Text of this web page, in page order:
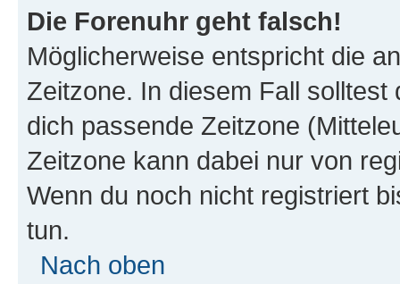
Die Forenuhr geht falsch!
Möglicherweise entspricht die
Zeitzone. In diesem Fall solltest
dich passende Zeitzone
Zeitzone kann dabei nur von
Wenn du noch nicht registriert
tun.
Nach oben